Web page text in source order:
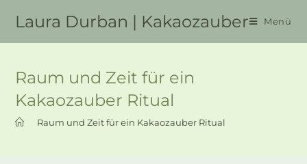
Laura Durban | Kakaozauber Menü
Raum und Zeit für ein
Kakaozauber Ritual
Raum und Zeit für ein Kakaozauber Ritual